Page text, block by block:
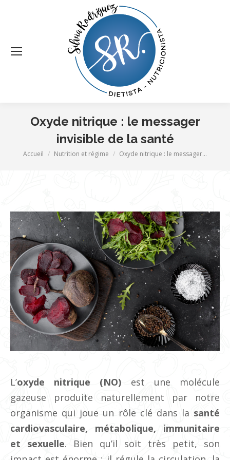
Oxyde nitrique : le messager
invisible de la santé
Vous êtes ici :
Accueil Nutrition et régime Oxyde nitrique : le messager…
L’oxyde nitrique (NO) est une molécule
gazeuse produite naturellement par notre
organisme qui joue un rôle clé dans la santé
cardiovasculaire, métabolique, immunitaire
et sexuelle. Bien qu’il soit très petit, son